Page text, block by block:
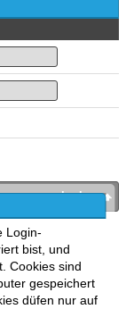
Login-
bist, und
Cookies sind
gespeichert
düfen nur auf
nach oben
addons.